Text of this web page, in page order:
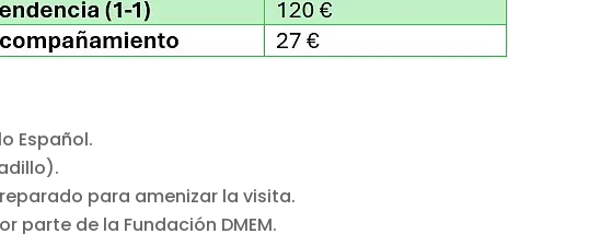
Español.
para amenizar la visita.
parte de la Fundación DMEM.